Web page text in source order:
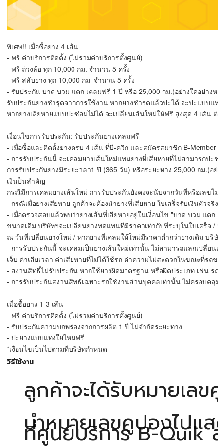
พิเศษ!! เมื่อซื้อยาง 4 เส้น
- ฟรี ค่าบริการติดตั้ง (ไม่รวมค่าบริการตั้งศูนย์)
- ฟรี ถ่วงล้อ ทุก 10,000 กม. จำนวน 5 ครั้ง
- ฟรี สลับยาง ทุก 10,000 กม. จำนวน 5 ครั้ง
- รับประกัน บาด บวม แตก เคลมฟรี 1 ปี หรือ 25,000 กม.(อย่างใดอย่าง
รับประกันยางชำรุดจากการใช้งาน หากยางชำรุดแล้วปะได้ จะปะแบบแ
หากยางเสียหายแบบปะซ่อมไม่ได้ จะเปลี่ยนเส้นใหม่ให้ฟรี สูงสุด 4 เส้น
เงื่อนไขการรับประกัน: รับประกันยางเคลมฟรี
- เมื่อซื้อและติดตั้งยางครบ 4 เส้น ที่บี-ควิก และสมัครสมาชิก B-
- การรับประกันนี้ จะเคลมยางเส้นใหม่แทนยางที่เสียหายที่ไม่สามารกป
การรับประกันยางมีระยะวลา1 ปี (365 วัน) หรือระยะทาง 25,000 กม.(
เงินป็นสำคัญ
กรณีมีการเคลมยางเส้นใหม่ การรับประกันยังคงจะนับจากวันที่หรือเลขไ
- กรณีเมื่อยางเสียหาย ลูกค้าจะต้องนำยางที่เสียหาย ใบเสร็จรับเงินตัว
- เมื่อตรวจสอบแล้วพบว่ายางเส้นที่เสียหายอยู่ในเงื่อนไข "บาด บวม แ
ขนาดเดิม บริษัทฯจะเปลี่ยนยางทดแทนที่มีราคาเท่ากับที่ระบุในใบเสร็จ
ณ วันที่เปลี่ยนยางใหม่ / หากยางที่เคลมให้ใหม่มีราคาต่ำกว่ายางเดิม
- การรับประกันนี้ จะเคลมเป็นยางเส้นใหม่เท่านั้น ไม่สามารถแลกเปลี่
เจ็บ ค่าเสียเวลา ค่าเสียหายที่ไม่ได้ใช้รถ ค่าความไม่สะดวกในขณะที่รถ
- สงวนสิทธิ์ไม่รับประกัน หากใช้ยางผิดมาตรฐาน หรือผิดประเภท เช่น ร
- การรับประกันสงวนสิทธ์เฉพาะรถใช้งานส่วนบุคคลเท่านั้น ไม่ครอบค
เมื่อซื้อยาง 1-3 เส้น
- ฟรี ค่าบริการติดตั้ง (ไม่รวมค่าบริการตั้งศูนย์)
- รับประกันความบกพร่องจากการผลิต 1 ปี ไม่จำกัดระยะทาง
- ปะยางแบบแทงใยไหมฟรี
*เงื่อนไขเป็นไปตามที่บริษัทกำหนด
วิธีใช้งาน
ลูกค้าจะได้รับหมายเ
นำหมายเลขคูปองไปแ
ที่ศูนย์บริการ B-Quik